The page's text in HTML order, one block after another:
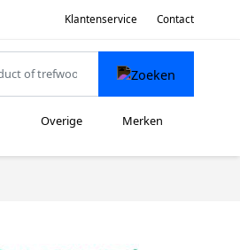
Klantenservice Contact
Overige Merken